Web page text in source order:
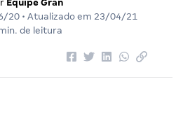
Equipe Gran
20 • Atualizado em 23/04/21
de leitura